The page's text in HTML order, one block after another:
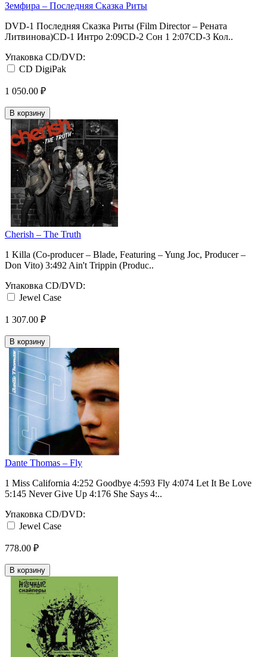
Земфира ‎– Последняя Сказка Риты
DVD-1 Последняя Сказка Риты (Film Director – Рената
Литвинова)CD-1 Интро 2:09CD-2 Сон 1 2:07CD-3 Кол..
Упаковка CD/DVD:
CD DigiPak
1 050.00 ₽
В корзину
Cherish ‎– The Truth
1 Killa (Co-producer – Blade, Featuring – Yung Joc, Producer –
Don Vito) 3:492 Ain't Trippin (Produc..
Упаковка CD/DVD:
Jewel Case
1 307.00 ₽
В корзину
Dante Thomas ‎– Fly
1 Miss California 4:252 Goodbye 4:593 Fly 4:074 Let It Be Love
5:145 Never Give Up 4:176 She Says 4:..
Упаковка CD/DVD:
Jewel Case
778.00 ₽
В корзину